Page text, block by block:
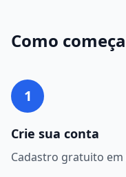
Como
1
Crie sua conta
Cadastro gratuito